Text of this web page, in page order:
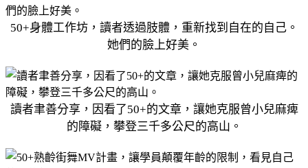
50+身體工作坊，讀者透過肢體，重新找到自在的自己。
她們的臉上好美。
讀者聿善分享，因看了50+的文章，讓她克服曾小兒麻痺
的障礙，攀登三千多公尺的高山。